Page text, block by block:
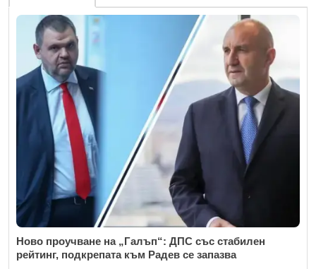
Ново проучване на „Галъп“: ДПС със стабилен
рейтинг, подкрепата към Радев се запазва